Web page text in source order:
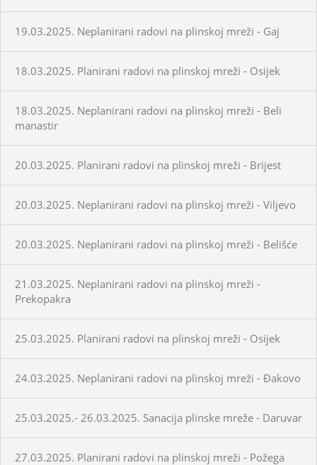
19.03.2025. Neplanirani radovi na plinskoj mreži - Gaj
18.03.2025. Planirani radovi na plinskoj mreži - Osijek
18.03.2025. Neplanirani radovi na plinskoj mreži - Beli
manastir
20.03.2025. Planirani radovi na plinskoj mreži - Brijest
20.03.2025. Neplanirani radovi na plinskoj mreži - Viljevo
20.03.2025. Neplanirani radovi na plinskoj mreži - Belišće
21.03.2025. Neplanirani radovi na plinskoj mreži -
Prekopakra
25.03.2025. Planirani radovi na plinskoj mreži - Osijek
24.03.2025. Neplanirani radovi na plinskoj mreži - Đakovo
25.03.2025.- 26.03.2025. Sanacija plinske mreže - Daruvar
27.03.2025. Planirani radovi na plinskoj mreži - Požega